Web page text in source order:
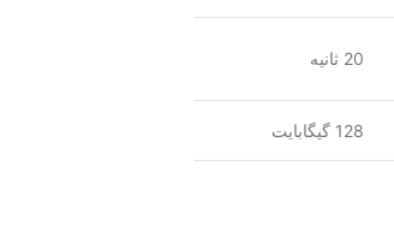
20 ثانیه
128 گیگابایت